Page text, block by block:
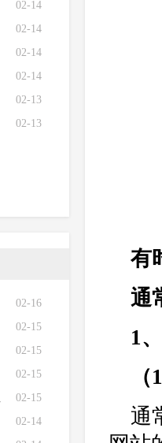
02-14
02-14
02-14
02-14
02-13
02-13
02-16
02-15
02-15
02-15
02-15
02-14
有
通
1
通